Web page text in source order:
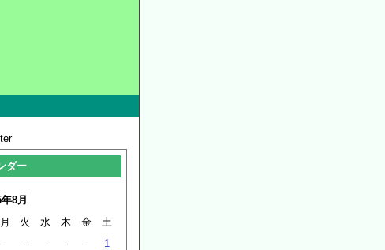
ダー
8月
月 火 水 木 金
土
- - - - -
1